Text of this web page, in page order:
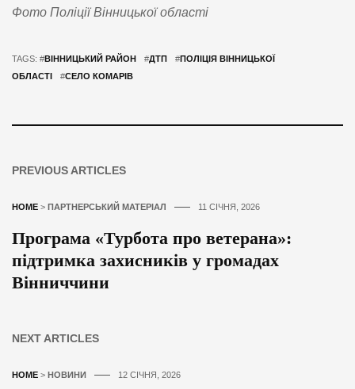
Фото Поліції Вінницької області
TAGS: #ВІННИЦЬКИЙ РАЙОН #ДТП #ПОЛІЦІЯ ВІННИЦЬКОЇ
ОБЛАСТІ
#СЕЛО КОМАРІВ
PREVIOUS ARTICLES
HOME > ПАРТНЕРСЬКИЙ МАТЕРІАЛ 11 СІЧНЯ, 2026
Програма «Турбота про ветерана»:
підтримка захисників у громадах
Вінниччини
NEXT ARTICLES
HOME > НОВИНИ 12 СІЧНЯ, 2026